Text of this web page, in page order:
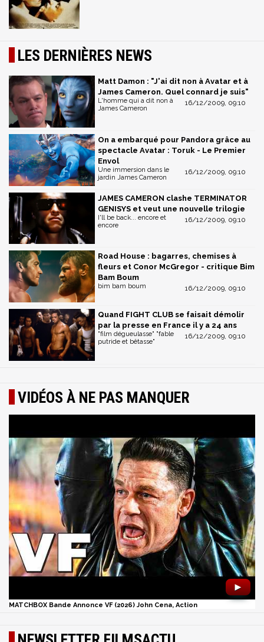
LES DERNIÈRES NEWS
Matt Damon : "J'ai dit non à Avatar et à
James Cameron. Quel connard je suis"
16/12/2009, 09:10
L'homme qui a dit non à
James Cameron
On a embarqué pour Pandora grâce au
spectacle Avatar : Toruk - Le Premier
Envol
16/12/2009, 09:10
Une immersion dans le
jardin James Cameron
JAMES CAMERON clashe TERMINATOR
GENISYS et veut une nouvelle trilogie
16/12/2009, 09:10
I'll be back... encore et
encore
Road House : bagarres, chemises à
fleurs et Conor McGregor - critique Bim
Bam Boum
16/12/2009, 09:10
bim bam boum
Quand FIGHT CLUB se faisait démolir
par la presse en France il y a 24 ans
16/12/2009, 09:10
"film dégueulasse" "fable
putride et bêtasse"
VIDÉOS À NE PAS MANQUER
►
MATCHBOX Bande Annonce VF (2026) John Cena, Action